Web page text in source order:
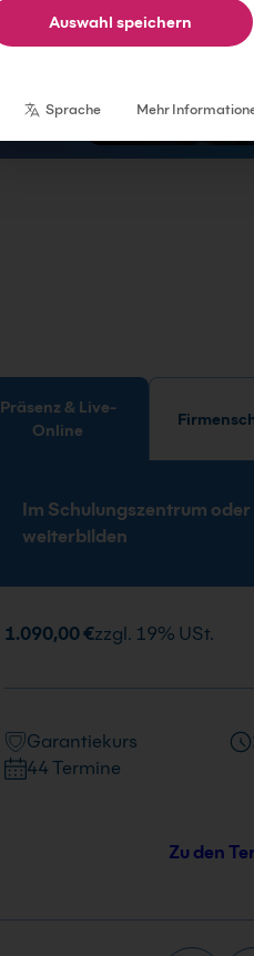
Präsenz & Live-
Online
Im Schulungszentrum oder
weiterbilden
1.090,00 €zzgl. 19% USt.
Garantiekurs
44 Termine
Zu den
Auswahl speichern
Sprache Mehr